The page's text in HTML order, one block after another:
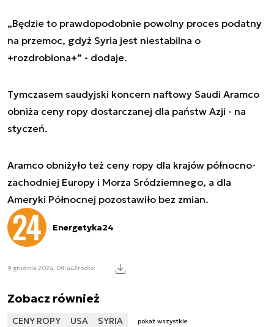
„Będzie to prawdopodobnie powolny proces podatny
na przemoc, gdyż Syria jest niestabilna o
+rozdrobiona+” - dodaje.
Tymczasem saudyjski koncern naftowy Saudi Aramco
obniża ceny ropy dostarczanej dla państw Azji - na
styczeń.
Aramco obniżyło też ceny ropy dla krajów północno-
zachodniej Europy i Morza Sródziemnego, a dla
Ameryki Północnej pozostawiło bez zmian.
Energetyka24
9 grudnia 2024, 09:44Źródło:
Zobacz również
CENY ROPY USA SYRIA pokaż wszystkie